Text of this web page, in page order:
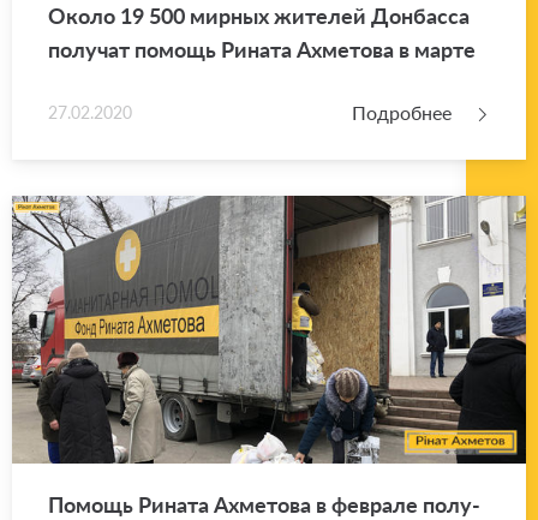
Около 19 500 мир­ных жи­те­лей Дон­бас­са
по­лу­чат по­мощь Ри­на­та Ах­ме­то­ва в марте
27.02.2020 Подробнее
По­мощь Ри­на­та Ах­ме­то­ва в фев­ра­ле по­лу­